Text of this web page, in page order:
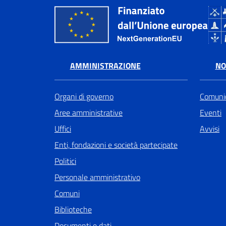
AMMINISTRAZIONE
Organi di governo
Aree amministrative
Uffici
Enti, fondazioni e società partecipate
Politici
Personale amministrativo
Comuni
Biblioteche
Eventi
Avvisi